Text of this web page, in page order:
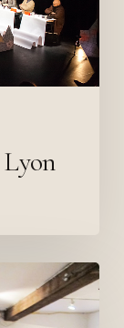
Lyon